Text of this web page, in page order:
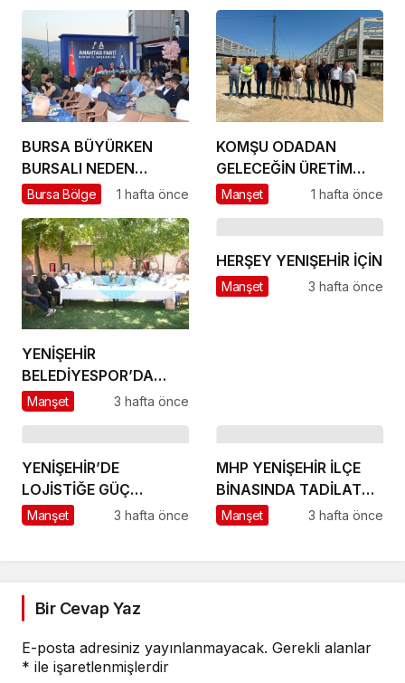
BURSA BÜYÜRKEN
BURSALI NEDEN
YOKSULLAŞIYOR
Bursa Bölge 1 hafta önce
KOMŞU ODADAN
GELECEĞİN ÜRETİM
ÜSSÜ YESAN’A
Manşet 1 hafta önce
YENİŞEHİR
BELEDİYESPOR’DA
GÜÇLÜ YÖNETİM,
Manşet 3 hafta önce
HERŞEY YENIŞEHİR İÇİN
Manşet 3 hafta önce
YENİŞEHİR’DE
LOJİSTİĞE GÜÇ
KATACAK ADIM
Manşet 3 hafta önce
MHP YENİŞEHİR İLÇE
BİNASINDA TADİLAT
BAŞLADI
Manşet 3 hafta önce
Bir Cevap Yaz
E-posta adresiniz yayınlanmayacak. Gerekli alanlar
* ile işaretlenmişlerdir